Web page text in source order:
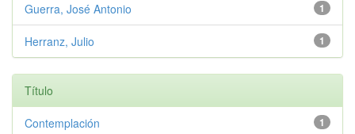
1
Guerra, José Antonio
1
Herranz, Julio
Título
1
Contemplación